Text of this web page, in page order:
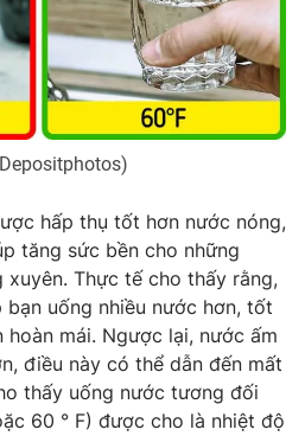
hấp thụ tốt hơn nước nóng,
tăng sức bền cho những
Thực tế cho thấy rằng,
uống nhiều nước hơn, tốt
mái. Ngược lại, nước ấm
điều này có thể dẫn đến mất
thấy uống nước tương đối
60 ° F) được cho là nhiệt độ